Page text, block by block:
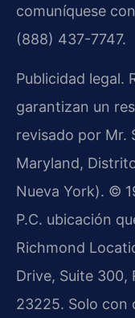
comuníquese
(888) 437-7747.
Publicidad legal.
garantizan un
revisado por Mr.
Maryland,
Nueva York). ©
P.C. ubicación
Richmond
Drive, Suite 300,
23225. Solo con